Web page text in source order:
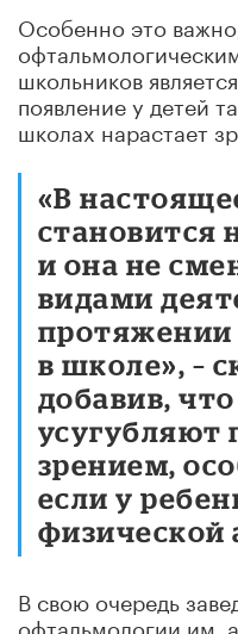
Особенно это
школьников
появление у детей
школах нарастает
«В
становится
и она не
видами
протяжении
в школе», –
добавив,
усугубляют
зрением,
если у
физической
В свою очередь
офтальмологии им.